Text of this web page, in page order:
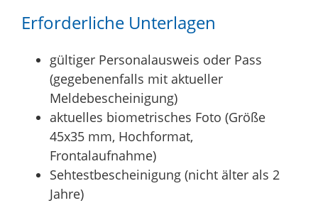
Erforderliche Unterlagen
gültiger Personalausweis oder Pass
(gegebenenfalls mit aktueller
Meldebescheinigung)
aktuelles biometrisches Foto (Größe
45x35 mm, Hochformat,
Frontalaufnahme)
Sehtestbescheinigung (nicht älter als 2
Jahre)